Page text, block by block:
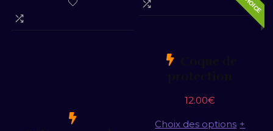
12.00€
Choix des options +